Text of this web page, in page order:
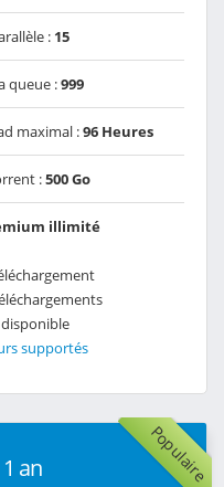
: 15
queue :999
maximal :96 Heures
:500 Go
illimité
supportés
Populaire
an